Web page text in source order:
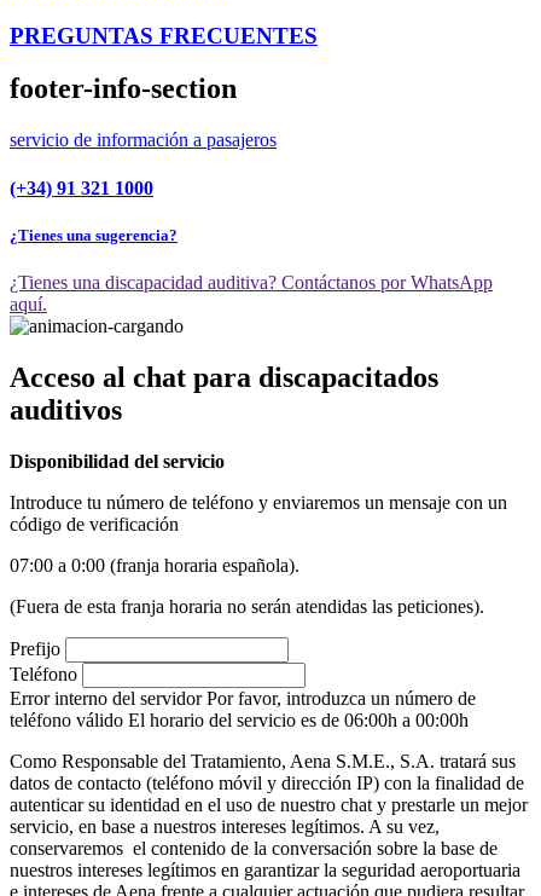
PREGUNTAS FRECUENTES
footer-info-section
servicio de información a pasajeros
(+34) 91 321 1000
¿Tienes una sugerencia?
¿Tienes una discapacidad auditiva? Contáctanos por WhatsApp
aquí.
Acceso al chat para discapacitados
auditivos
Disponibilidad del servicio
Introduce tu número de teléfono y enviaremos un mensaje con un
código de verificación
07:00 a 0:00 (franja horaria española).
(Fuera de esta franja horaria no serán atendidas las peticiones).
Prefijo
Teléfono
Error interno del servidor Por favor, introduzca un número de
teléfono válido El horario del servicio es de 06:00h a 00:00h
Como Responsable del Tratamiento, Aena S.M.E., S.A. tratará sus
datos de contacto (teléfono móvil y dirección IP) con la finalidad de
autenticar su identidad en el uso de nuestro chat y prestarle un mejor
servicio, en base a nuestros intereses legítimos. A su vez,
conservaremos el contenido de la conversación sobre la base de
nuestros intereses legítimos en garantizar la seguridad aeroportuaria
e intereses de Aena frente a cualquier actuación que pudiera resultar